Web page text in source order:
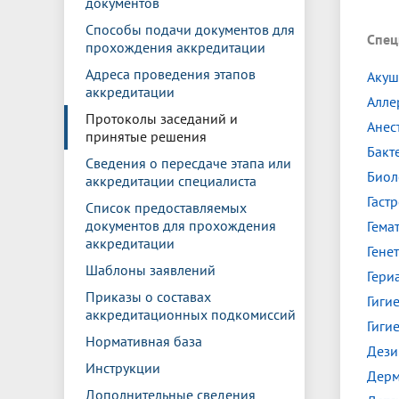
Электронный ящик доверия
БГМУ
Абитуриенту
Оплата
Эндаумент
Вопрос-
Управление международной
деятельности
Информация для инвалидов и лиц с
ограниченными возможностями
здоровья
Онлайн
Независимая оценка качества
Итоги научно-исследовательской
работы
Конференции и форумы
Проблемные научные комиссии
БГМУ в
Институт урологии и клинической
онкологии
Санаторий-профилакторий БГМУ
Совет обучающихся
Золотой фонд БГМУ
Медиа
Штаб студенческих отрядов БГМУ
Способы подачи документов для
прохождения аккредитации
Адреса проведения этапов
аккредитации
Протоколы заседаний и
принятые решения
Сведения о пересдаче этапа или
аккредитации специалиста
Список предоставляемых
документов для прохождения
аккредитации
Шаблоны заявлений
Приказы о составах
аккредитационных подкомиссий
Нормативная база
Инструкции
Дополнительные сведения